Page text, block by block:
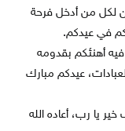
لكل من أدخل فرحة
في عيدكم.
فيه أهنئكم بقدومه
عيدكم مبارك
يا رب، أعاده الله